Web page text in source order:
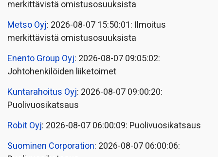
merkittävistä omistusosuuksista
Metso Oyj: 2026-08-07 15:50:01: Ilmoitus
merkittävistä omistusosuuksista
Enento Group Oyj: 2026-08-07 09:05:02:
Johtohenkilöiden liiketoimet
Kuntarahoitus Oyj: 2026-08-07 09:00:20:
Puolivuosikatsaus
Robit Oyj: 2026-08-07 06:00:09: Puolivuosikatsaus
Suominen Corporation: 2026-08-07 06:00:06: